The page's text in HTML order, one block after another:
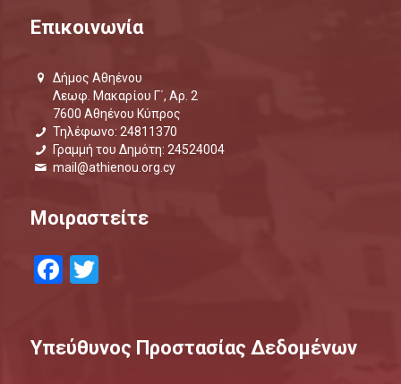
Επικοινωνία
Δήμος Αθηένου
Λεωφ. Μακαρίου Γ΄, Αρ. 2
7600 Αθηένου Κύπρος
Τηλέφωνο: 24811370
Γραμμή του Δημότη: 24524004
mail@athienou.org.cy
Μοιραστείτε
Facebook
Υπεύθυνος Προστασίας Δεδομένων